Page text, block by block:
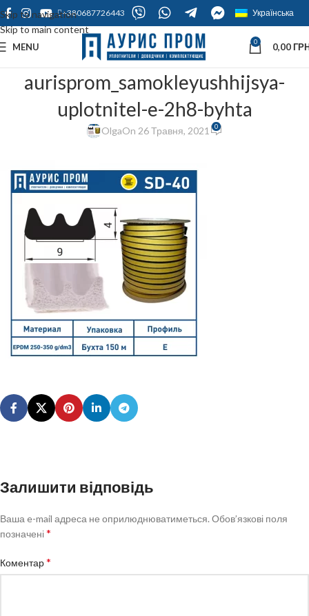
Skip to navigation
Skip to main content
+380687726443 Українська
MENU 0 0,00
aurisprom_samokleyushhijsya-
uplotnitel-e-2h8-byhta
OlgaOn 26 Травня, 2021 0
Залишити відповідь
Ваша e-mail адреса не оприлюднюватиметься. Обов’язкові поля
позначені*
Коментар*